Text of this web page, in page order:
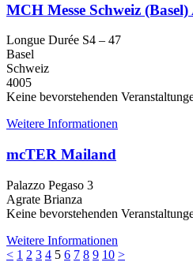
MCH Messe Schweiz
Longue Durée S4 – 47
Basel
Schweiz
4005
Keine bevorstehenden
Weitere Informationen
mcTER Mailand
Palazzo Pegaso 3
Agrate Brianza
Keine bevorstehenden
Weitere Informationen
< 1 2 3 4 5 6 7 8 9 10 >